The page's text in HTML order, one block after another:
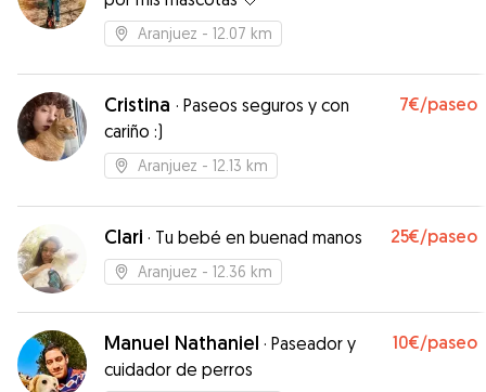
Aranjuez - 12.07 km
Cristina · Paseos seguros y con
cariño :)
7€/paseo
Aranjuez - 12.13 km
Clari · Tu bebé en buenad manos 25€/paseo
Aranjuez - 12.36 km
Manuel Nathaniel · Paseador y
cuidador de perros
10€/paseo